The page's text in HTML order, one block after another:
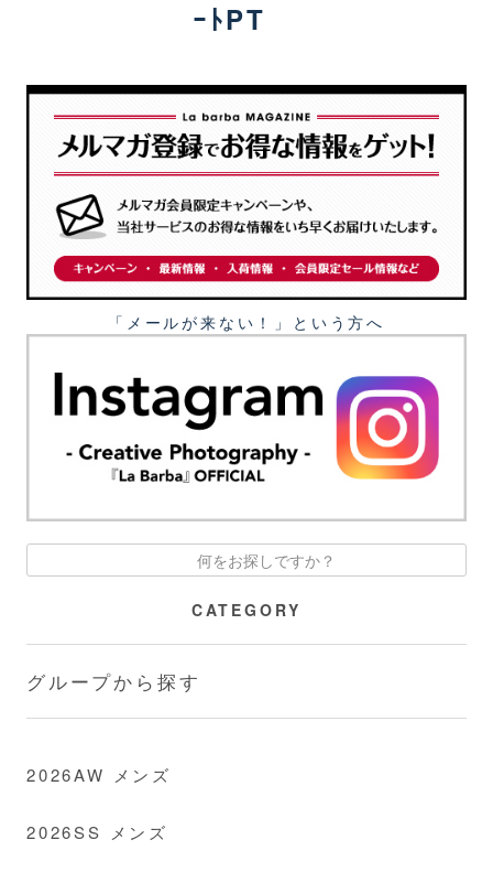
ｰﾄPT
「メールが来ない！」という⽅へ
CATEGORY
グループから探す
2026AW メンズ
2026SS メンズ